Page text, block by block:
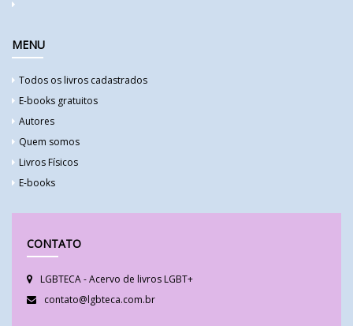
MENU
Todos os livros cadastrados
E-books gratuitos
Autores
Quem somos
Livros Físicos
E-books
CONTATO
LGBTECA - Acervo de livros LGBT+
contato@lgbteca.com.br